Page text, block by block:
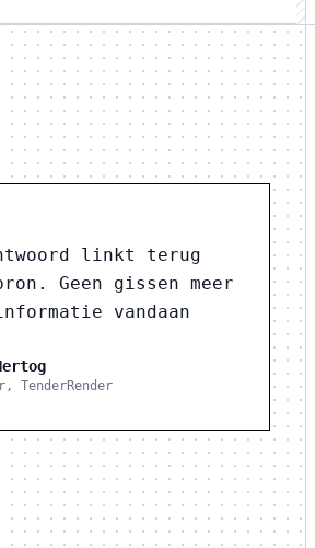
linkt terug
Geen gissen meer
vandaan
TenderRender